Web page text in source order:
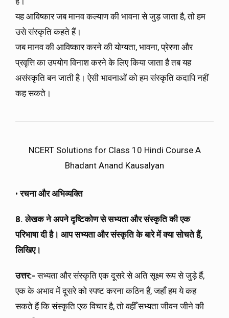
यह आविष्कार जब मानव कल्याण की भावना से जुड़ जाता है, तो हम
उसे संस्कृति कहते हैं।
जब मानव की आविष्कार करने की योग्यता, भावना, प्रेरणा और
प्रवृत्ति का उपयोग विनाश करने के लिए किया जाता है तब यह
असंस्कृति बन जाती है। ऐसी भावनाओं को हम संस्कृति कदापि नहीं
कह सकते।
NCERT Solutions for Class 10 Hindi Course A
Bhadant Anand Kausalyan
•रचना और अभिव्यक्ति
8. लेखक ने अपने दृष्टिकोण से सभ्यता और संस्कृति की एक
परिभाषा दी है। आप सभ्यता और संस्कृति के बारे में क्या सोचते हैं,
लिखिए।
उत्तर:-सभ्यता और संस्कृति एक दूसरे से अति सूक्ष्म रूप से जुड़े हैं,
एक के अभाव में दूसरे को स्पष्ट करना कठिन हैं, जहाँ हम ये कह
सकते हैं कि संस्कृति एक विचार है, तो वहीँ सभ्यता जीवन जीने की